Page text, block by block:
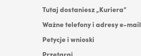
Tutaj dostaniesz „Kuriera”
Ważne telefony i adresy e-mail
Petycje i wnioski